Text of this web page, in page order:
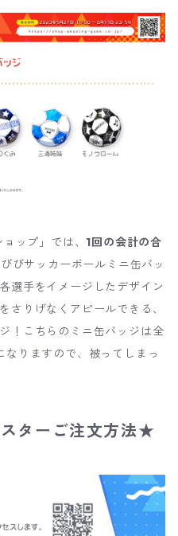
ップ」では、 1回の会計の合
びサッカーボールミニ缶バッ
選手をイメージしたデザイン
さりげなくアピールできる、
！こちらのミニ缶バッジは全
りますので、被ってしまっ
ターご注文方法★